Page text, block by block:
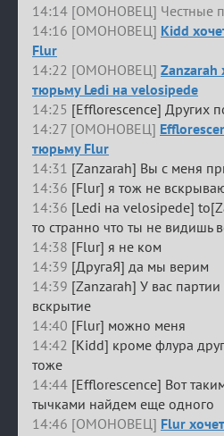
14:14 [ОМОНОВЕЦ] Честные
14:16 [ОМОНОВЕЦ] Kidd
Flur
14:22 [ОМОНОВЕЦ] Zanzarah
тюрьму Ledi на velosipede
14:25 [Efflorescence] Других
14:27 [ОМОНОВЕЦ]
тюрьму Flur
14:31 [Zanzarah] Вы с меня
14:36 [Flur] я тож не
14:36 [Ledi на velosipede]
то странно что ты не видишь
14:38 [Flur] я не ком
14:39 [ДругаЯ] да мы верим
14:39 [Zanzarah] У вас
вскрытие
14:40 [Flur] можно меня
14:42 [Kidd] кроме флура
тоже
14:44 [Efflorescence] Вот
тычками найдем еще одного
14:46 [ОМОНОВЕЦ] Flur